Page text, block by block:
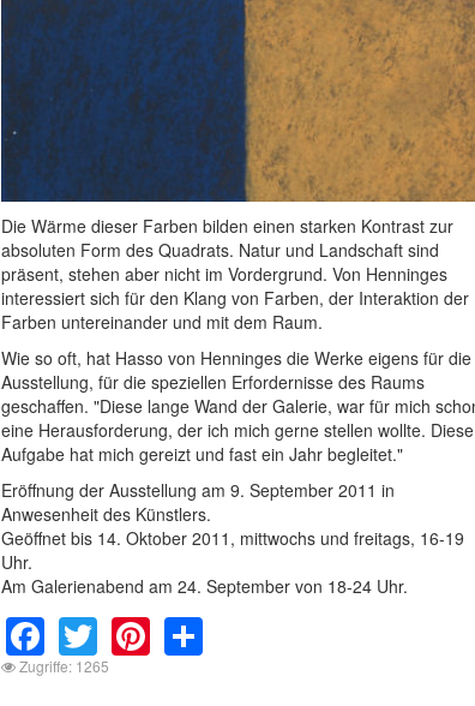
Die Wärme dieser Farben bilden einen starken Kontrast zur
absoluten Form des Quadrats. Natur und Landschaft sind
präsent, stehen aber nicht im Vordergrund. Von Henninges
interessiert sich für den Klang von Farben, der Interaktion der
Farben untereinander und mit dem Raum.
Wie so oft, hat Hasso von Henninges die Werke eigens für die
Ausstellung, für die speziellen Erfordernisse des Raums
geschaffen. "Diese lange Wand der Galerie, war für mich
eine Herausforderung, der ich mich gerne stellen wollte. Diese
Aufgabe hat mich gereizt und fast ein Jahr begleitet."
Eröffnung der Ausstellung am 9. September 2011 in
Anwesenheit des Künstlers.
Geöffnet bis 14. Oktober 2011, mittwochs und freitags, 16-19
Uhr.
Am Galerienabend am 24. September von 18-24 Uhr.
Facebook
TwitterPinterest
Share
Zugriffe: 1265